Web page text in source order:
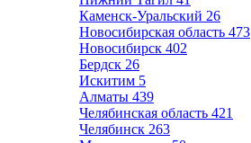
Каменск-Уральский 26
Новосибирская область 473
Новосибирск 402
Бердск 26
Искитим 5
Алматы 439
Челябинская область 421
Челябинск 263